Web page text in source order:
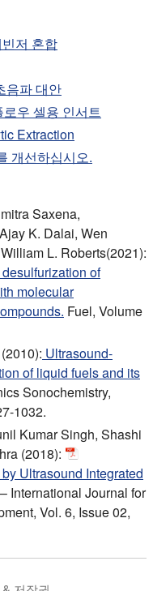
저 혼합
음파 대안
우 셀용 인서트
Extraction
개선하십시오.
Saxena,
K. Dalai, Wen
L. Roberts(2021):
of
molecular
Fuel, Volume
Ultrasound-
of liquid fuels and its
Sonochemistry,
1032.
Kumar Singh, Shashi
(2018):
Ultrasound Integrated
International Journal for
Vol. 6, Issue 02,